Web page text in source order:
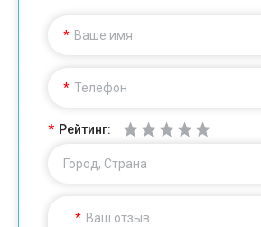
Ваше имя
Телефон
Рейтинг:
Город, Страна
Ваш отзыв